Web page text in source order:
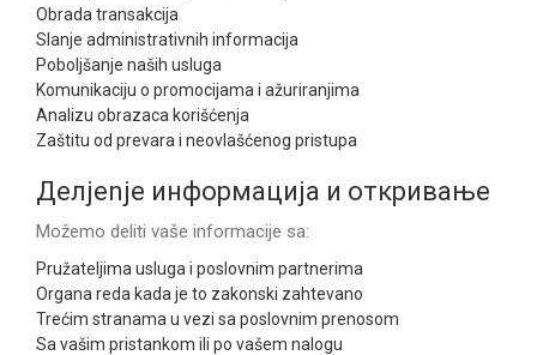
Obrada transakcija
Slanje administrativnih informacija
Poboljšanje naših usluga
Komunikaciju o promocijama i ažuriranjima
Analizu obrazaca korišćenja
Zaštitu od prevara i neovlašćenog pristupa
Делjenje информација и откривање
Možemo deliti vaše informacije sa:
Pružateljima usluga i poslovnim partnerima
Organa reda kada je to zakonski zahtevano
Trećim stranama u vezi sa poslovnim prenosom
Sa vašim pristankom ili po vašem nalogu